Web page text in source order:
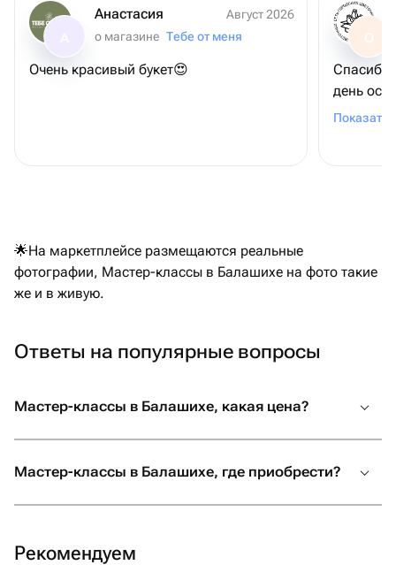
Анастасия
Август 2026
о магазине Тебе от меня
Очень красивый букет😍
О
Спасибо,что
день
Показать
🌟На маркетплейсе размещаются реальные
фотографии, Мастер-классы в Балашихе на фото такие
же и в живую.
Ответы на популярные вопросы
Мастер-классы в Балашихе, какая цена?
Мастер-классы в Балашихе, где приобрести?
Рекомендуем